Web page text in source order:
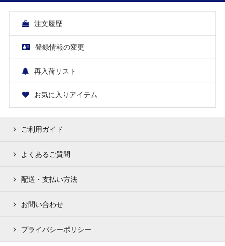
注文履歴
登録情報の変更
再入荷リスト
お気に入りアイテム
ご利用ガイド
よくあるご質問
配送・支払い方法
お問い合わせ
プライバシーポリシー